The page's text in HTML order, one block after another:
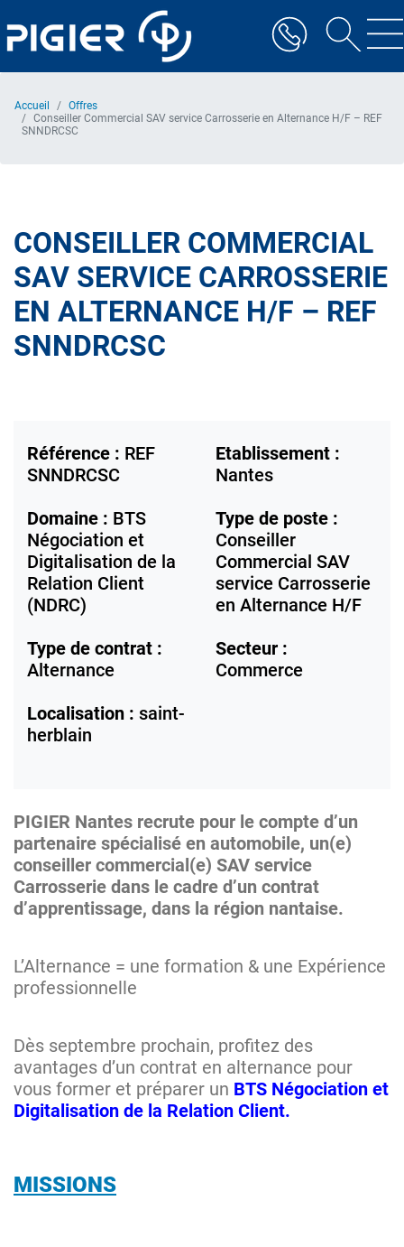
au
contenu
Accueil
Offres
Conseiller Commercial SAV service Carrosserie en Alternance H/F – REF
SNNDRCSC
CONSEILLER COMMERCIAL
SAV SERVICE CARROSSERIE
EN ALTERNANCE H/F – REF
SNNDRCSC
Référence : REF
SNNDRCSC
Etablissement :
Nantes
Domaine : BTS
Négociation et
Digitalisation de la
Relation Client
(NDRC)
Type de poste :
Conseiller
Commercial SAV
service Carrosserie
en Alternance H/F
Type de contrat :
Alternance
Secteur :
Commerce
Localisation : saint-
herblain
PIGIER Nantes recrute pour le compte d’un
partenaire spécialisé en automobile, un(e)
conseiller commercial(e) SAV service
Carrosserie dans le cadre d’un contrat
d’apprentissage, dans la région nantaise.
L’Alternance = une formation & une Expérience
professionnelle
Dès septembre prochain, profitez des
avantages d’un contrat en alternance pour
vous former et préparer un BTS Négociation et
Digitalisation de la Relation Client.
MISSIONS